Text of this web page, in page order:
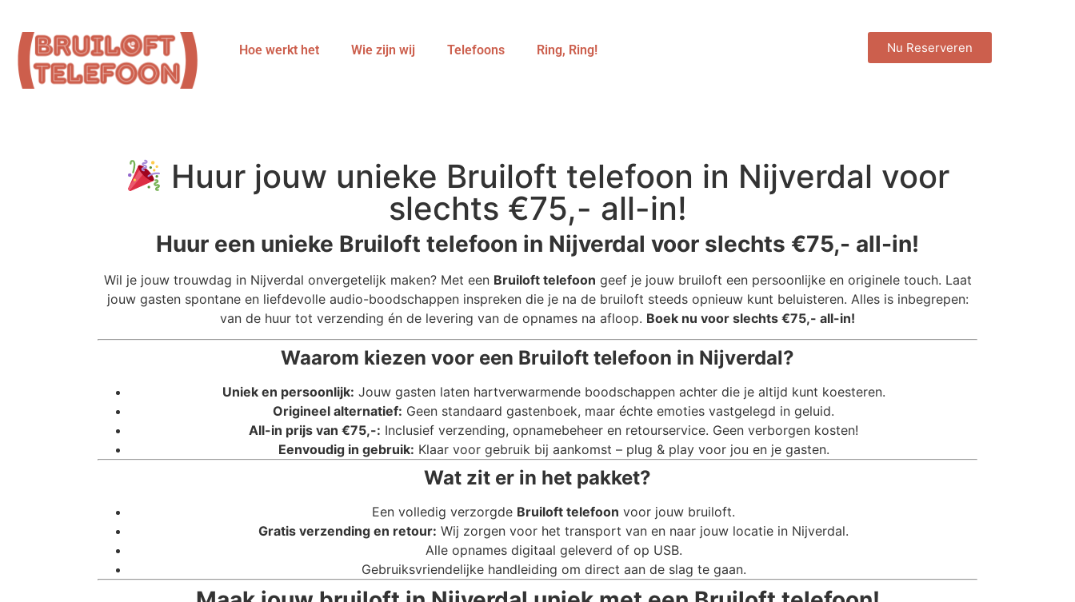
Hoe werkt het Wie zijn wij Telefoons Ring, Ring! Nu Reserveren
Huur jouw unieke Bruiloft telefoon in Nijverdal voor
slechts €75,- all-in!
Huur een unieke Bruiloft telefoon in Nijverdal voor slechts €75,- all-in!
Wil je jouw trouwdag in Nijverdal onvergetelijk maken? Met een Bruiloft telefoon geef je jouw bruiloft een persoonlijke en originele touch. Laat
jouw gasten spontane en liefdevolle audio-boodschappen inspreken die je na de bruiloft steeds opnieuw kunt beluisteren. Alles is inbegrepen:
van de huur tot verzending én de levering van de opnames na afloop. Boek nu voor slechts €75,- all-in!
Waarom kiezen voor een Bruiloft telefoon in Nijverdal?
Uniek en persoonlijk: Jouw gasten laten hartverwarmende boodschappen achter die je altijd kunt koesteren.
Origineel alternatief: Geen standaard gastenboek, maar échte emoties vastgelegd in geluid.
All-in prijs van €75,-: Inclusief verzending, opnamebeheer en retourservice. Geen verborgen kosten!
Eenvoudig in gebruik: Klaar voor gebruik bij aankomst – plug & play voor jou en je gasten.
Wat zit er in het pakket?
Een volledig verzorgde Bruiloft telefoon voor jouw bruiloft.
Gratis verzending en retour: Wij zorgen voor het transport van en naar jouw locatie in Nijverdal.
Alle opnames digitaal geleverd of op USB.
Gebruiksvriendelijke handleiding om direct aan de slag te gaan.